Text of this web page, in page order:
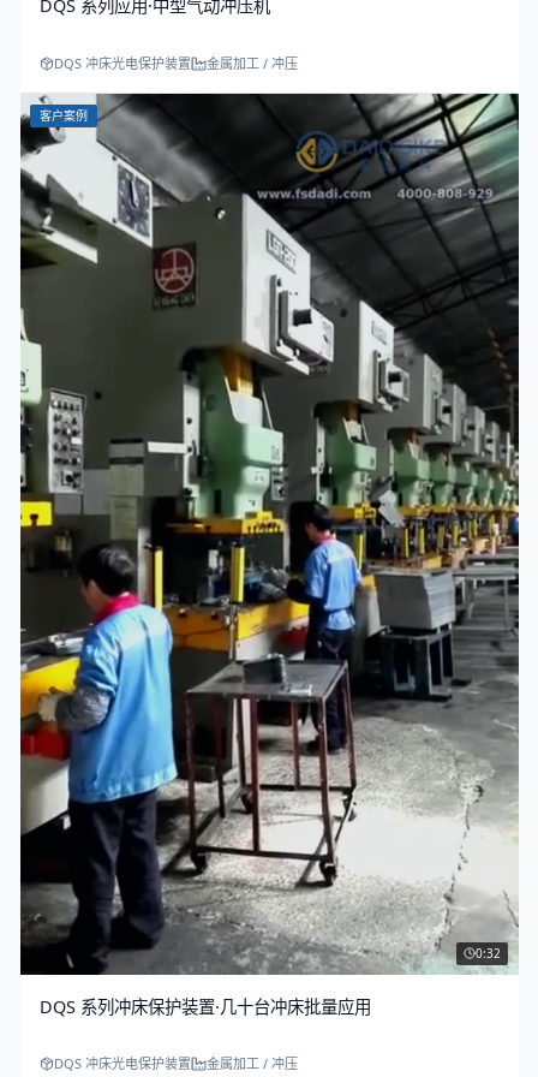
DQS 系列应用·中型气动冲压机
DQS 冲床光电保护装置 金属加工 / 冲压
0:32
客户案例
DQS 系列冲床保护装置·几十台冲床批量应用
DQS 冲床光电保护装置 金属加工 / 冲压